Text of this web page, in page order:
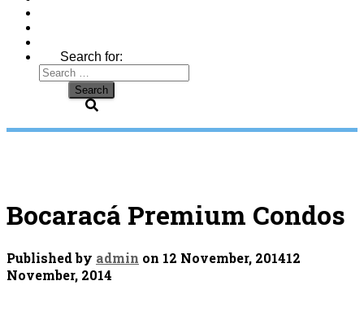
Search for:
Bocaracá Premium Condos
Published by admin on 12 November, 201412
November, 2014